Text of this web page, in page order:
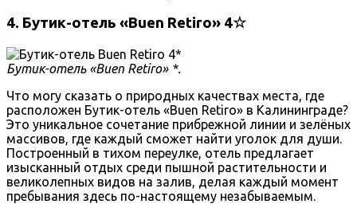
4. Бутик-отель «Buen Retiro» 4☆
Бутик-отель «Buen Retiro» *.
Что могу сказать о природных качествах места, где
расположен Бутик-отель «Buen Retiro» в Калининграде?
Это уникальное сочетание прибрежной линии и зелёных
массивов, где каждый сможет найти уголок для души.
Построенный в тихом переулке, отель предлагает
изысканный отдых среди пышной растительности и
великолепных видов на залив, делая каждый момент
пребывания здесь по-настоящему незабываемым.